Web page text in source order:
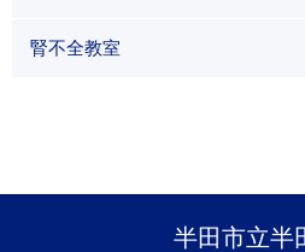
腎不全教室
半田市立半